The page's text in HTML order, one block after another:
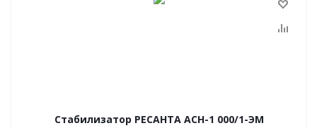
Стабилизатор РЕСАНТА АСН-1 000/1-ЭМ